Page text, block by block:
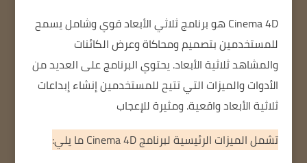
Cinema 4D هو برنامج ثلاثي الأبعاد قوي وشامل يسمح
للمستخدمين بتصميم ومحاكاة وعرض الكائنات
والمشاهد ثلاثية الأبعاد.يحتوي البرنامج على العديد من
الأدوات والميزات التي تتيح للمستخدمين إنشاء إبداعات
ثلاثية الأبعاد واقعية. ومثيرة للإعجاب
تشمل الميزات الرئيسية لبرنامج Cinema 4D ما يلي: